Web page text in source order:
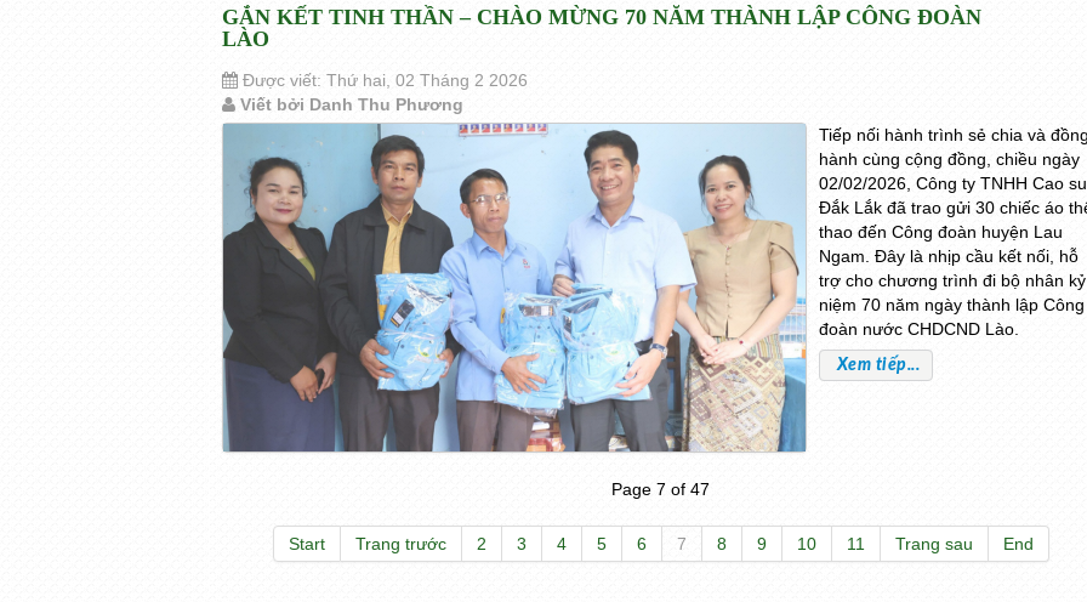
GẮN KẾT TINH THẦN – CHÀO MỪNG 70 NĂM THÀNH LẬP CÔNG ĐOÀN
LÀO
Được viết: Thứ hai, 02 Tháng 2 2026
Viết bởi Danh Thu Phương
Tiếp nối hành trình sẻ chia và
hành cùng cộng đồng, chiều ngày
02/02/2026, Công ty TNHH Cao su
Đắk Lắk đã trao gửi 30 chiếc áo
thao đến Công đoàn huyện Lau
Ngam. Đây là nhịp cầu kết nối, hỗ
trợ cho chương trình đi bộ nhân kỷ
niệm 70 năm ngày thành lập Công
đoàn nước CHDCND Lào.
Xem tiếp...
Page 7 of 47
Start Trang trước 2 3 4 5 6 7 8 9 10 11 Trang sau End